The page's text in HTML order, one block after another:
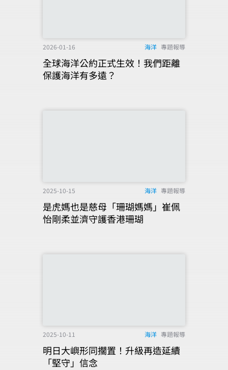
2026-01-16 海洋 專題報導
全球海洋公約正式生效！我們距離
保護海洋有多遠？
2025-10-15 海洋 專題報導
是虎媽也是慈母「珊瑚媽媽」崔佩
怡剛柔並濟守護香港珊瑚
2025-10-11 海洋 專題報導
明日大嶼形同擱置！升級再造延續
「堅守」信念